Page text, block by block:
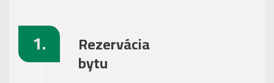
1. Rezervácia
bytu